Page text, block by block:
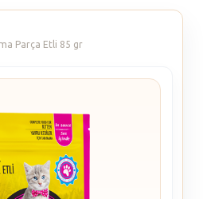
Parça Etli 85 gr